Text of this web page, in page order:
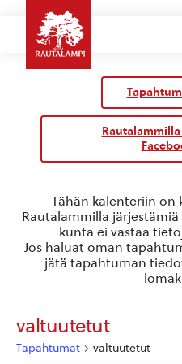
valtuutetut
Tapahtumat valtuutetut
Kalenteri
Tapahtumat
Tähän kalenteriin
Rautalammilla
kunta ei vastaa
Jos haluat oman
jätä tapahtuman